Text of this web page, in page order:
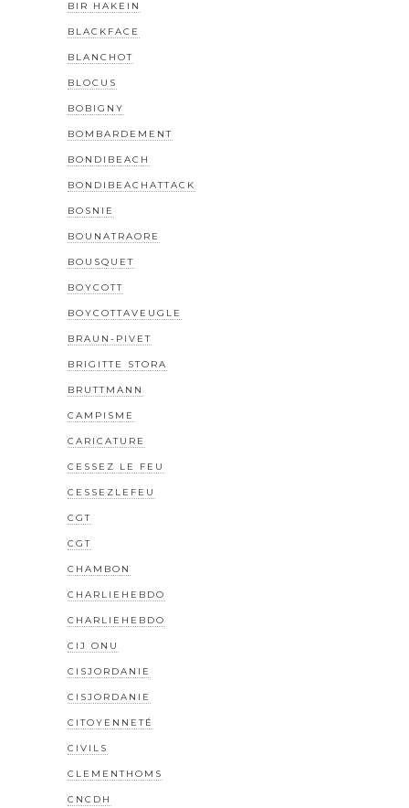
BIR HAKEIN
BLACKFACE
BLANCHOT
BLOCUS
BOBIGNY
BOMBARDEMENT
BONDIBEACH
BONDIBEACHATTACK
BOSNIE
BOUNATRAORE
BOUSQUET
BOYCOTT
BOYCOTTAVEUGLE
BRAUN-PIVET
BRIGITTE STORA
BRUTTMANN
CAMPISME
CARICATURE
CESSEZ LE FEU
CESSEZLEFEU
CGT
CGT
CHAMBON
CHARLIEHEBDO
CHARLIEHEBDO
CIJ ONU
CISJORDANIE
CISJORDANIE
CITOYENNETÉ
CIVILS
CLEMENTHOMS
CNCDH